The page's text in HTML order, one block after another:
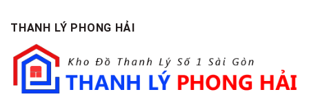
Điểm
Nhận
Biết
THANH LÝ PHONG HẢI